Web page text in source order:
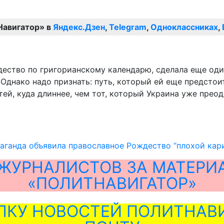
в Яндекс.Дзен, Telegram, Одноклассниках,
по григорианскому календарю, сделала еще
надо признать: путь, который ей еще
куда длиннее, чем тот, который Украина уже
объявила православное Рождество “плохой
ЗА
«ПОЛИТНАВИГАТОР»
НОВОСТЕЙ